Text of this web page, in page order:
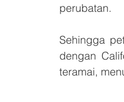
perubatan.
Sehingga
dengan
teramai,